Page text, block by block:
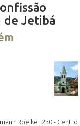
de Jetibá
Roelke , 230 - Centro